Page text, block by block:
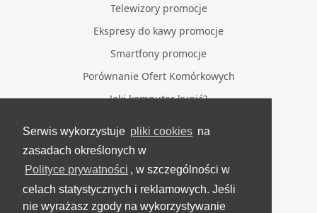
Serwis wykorzystuje pliki cookies na
zasadach określonych w
Polityce prywatności , w szczególności w
celach statystycznych i reklamowych. Jeśli
nie wyrażasz zgody na wykorzystywanie
Telewizory promocje
Ekspresy do kawy promocje
Smartfony promocje
Porównanie Ofert Komórkowych
Jaki komputer kupić?
BĄDŹ NA BIEŻĄCO
Facebook
Grupa Testerzy Videotestów